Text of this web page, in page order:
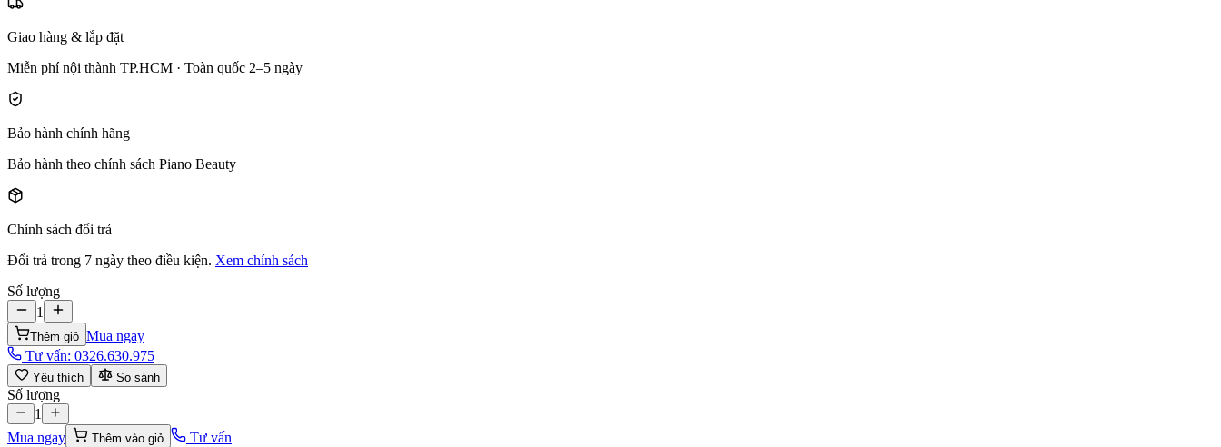
Giao hàng & lắp đặt
Miễn phí nội thành TP.HCM · Toàn quốc 2–5 ngày
Bảo hành chính hãng
Bảo hành theo chính sách Piano Beauty
Chính sách đổi trả
Đổi trả trong 7 ngày theo điều kiện. Xem chính sách
Số lượng
1
Thêm giỏ Mua ngay
Tư vấn: 0326.630.975
Yêu thích So sánh
Số lượng
1
Mua ngay
Thêm vào giỏ Tư vấn